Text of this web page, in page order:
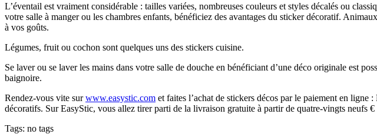
L’éventail est vraiment considérable : tailles variées, nombreuses couleurs et styles décalés ou
votre salle à manger ou les chambres enfants, bénéficiez des avantages du sticker décoratif.
à vos goûts.
Légumes, fruit ou cochon sont quelques uns des stickers cuisine.
Se laver ou se laver les mains dans votre salle de douche en bénéficiant d’une déco originale est
baignoire.
Rendez-vous vite surwww.easystic.com et faites l’achat de stickers décos par le paiement en
décoratifs. Sur EasyStic, vous allez tirer parti de la livraison gratuite à partir de quatre-vingts neufs
Tags: no tags